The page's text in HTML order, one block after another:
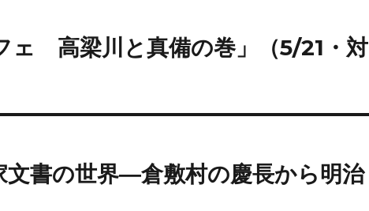
ェ 高梁川と真備の巻」（5/21・対
文書の世界―倉敷村の慶長から明治